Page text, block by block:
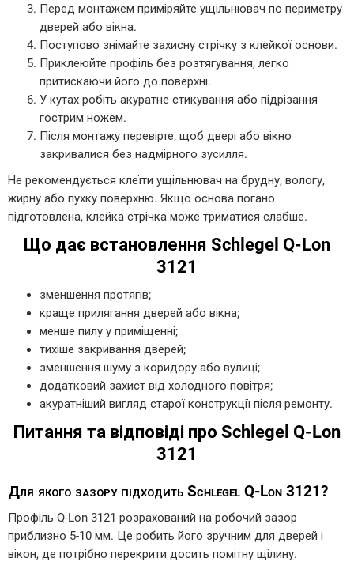
Перед монтажем приміряйте ущільнювач по периметру
дверей або вікна.
Поступово знімайте захисну стрічку з клейкої основи.
Приклеюйте профіль без розтягування, легко
притискаючи його до поверхні.
У кутах робіть акуратне стикування або підрізання
гострим ножем.
Після монтажу перевірте, щоб двері або вікно
закривалися без надмірного зусилля.
Не рекомендується клеїти ущільнювач на брудну, вологу,
жирну або пухку поверхню. Якщо основа погано
підготовлена, клейка стрічка може триматися слабше.
Що дає встановлення Schlegel Q-Lon
3121
зменшення протягів;
краще прилягання дверей або вікна;
менше пилу у приміщенні;
тихіше закривання дверей;
зменшення шуму з коридору або вулиці;
додатковий захист від холодного повітря;
акуратніший вигляд старої конструкції після ремонту.
Питання та відповіді про Schlegel Q-Lon
3121
Для якого зазору підходить Schlegel Q-Lon 3121?
Профіль Q-Lon 3121 розрахований на робочий зазор
приблизно 5-10 мм. Це робить його зручним для дверей і
вікон, де потрібно перекрити досить помітну щілину.